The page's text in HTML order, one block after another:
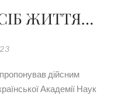
ЖИТТЯ…
дійсним
Академії Наук